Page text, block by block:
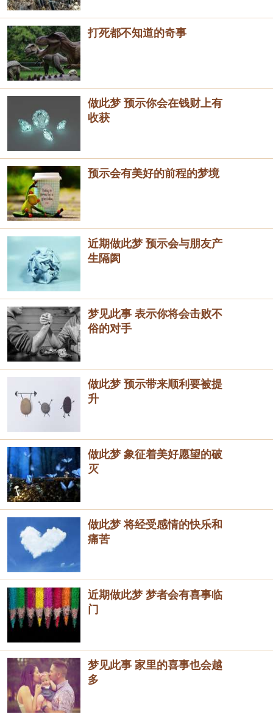
打死都不知道的奇事
做此梦 预示你会在钱财上有
收获
预示会有美好的前程的梦境
近期做此梦 预示会与朋友产
生隔阂
梦见此事 表示你将会击败不
俗的对手
做此梦 预示带来顺利要被提
升
做此梦 象征着美好愿望的破
灭
做此梦 将经受感情的快乐和
痛苦
近期做此梦 梦者会有喜事临
门
梦见此事 家里的喜事也会越
多